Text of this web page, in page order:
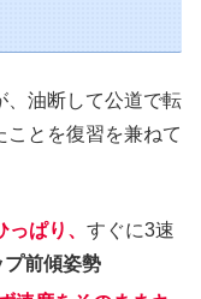
、油断して公道で転
とを復習を兼ねて
っぱり、すぐに3速
前傾姿勢